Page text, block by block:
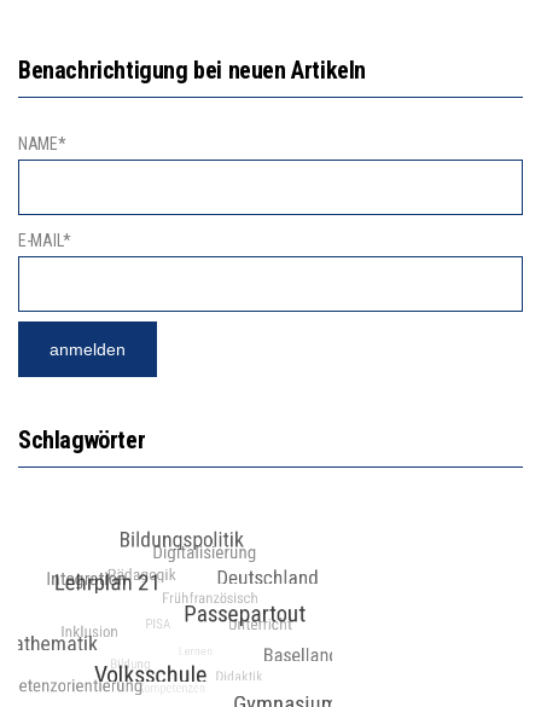
Benachrichtigung bei neuen Artikeln
NAME*
E-MAIL*
Schlagwörter